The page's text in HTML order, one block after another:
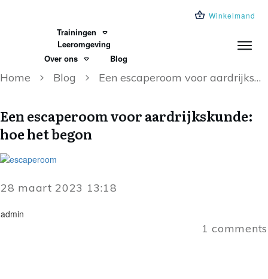
Winkelmand
Trainingen
Leeromgeving
Over ons
Blog
Home Blog Een escaperoom voor aardrijkskunde: hoe het begon
Een escaperoom voor aardrijkskunde:
hoe het begon
28 maart 2023 13:18
admin
1 comments